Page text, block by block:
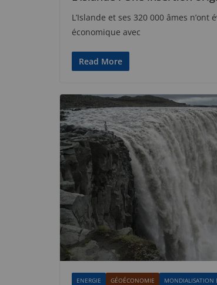
L’Islande et ses 320 000 âmes
économique avec
Read More
ENERGIE GÉOÉCONOMIE
MONDIALISATION